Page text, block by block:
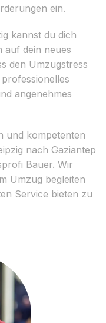
ein.
kannst du dich
auf dein neues
den Umzugstress
angenehmes
und kompetenten
nach Gaziantep
Bauer. Wir
Umzug begleiten
Service bieten zu